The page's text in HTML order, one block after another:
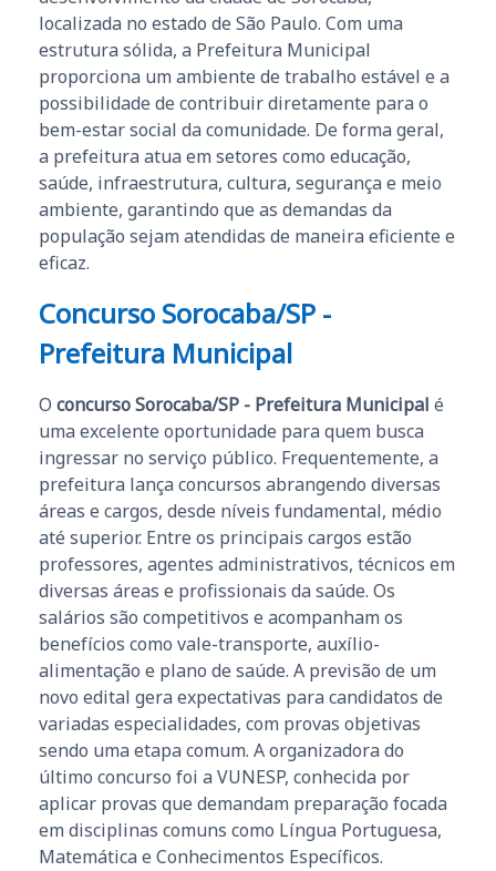
localizada no estado de São Paulo. Com uma
estrutura sólida, a Prefeitura Municipal
proporciona um ambiente de trabalho estável e a
possibilidade de contribuir diretamente para o
bem-estar social da comunidade. De forma geral,
a prefeitura atua em setores como educação,
saúde, infraestrutura, cultura, segurança e meio
ambiente, garantindo que as demandas da
população sejam atendidas de maneira eficiente e
eficaz.
Concurso Sorocaba/SP -
Prefeitura Municipal
O concurso Sorocaba/SP - Prefeitura Municipal é
uma excelente oportunidade para quem busca
ingressar no serviço público. Frequentemente, a
prefeitura lança concursos abrangendo diversas
áreas e cargos, desde níveis fundamental, médio
até superior. Entre os principais cargos estão
professores, agentes administrativos, técnicos em
diversas áreas e profissionais da saúde. Os
salários são competitivos e acompanham os
benefícios como vale-transporte, auxílio-
alimentação e plano de saúde. A previsão de um
novo edital gera expectativas para candidatos de
variadas especialidades, com provas objetivas
sendo uma etapa comum. A organizadora do
último concurso foi a VUNESP, conhecida por
aplicar provas que demandam preparação focada
em disciplinas comuns como Língua Portuguesa,
Matemática e Conhecimentos Específicos.